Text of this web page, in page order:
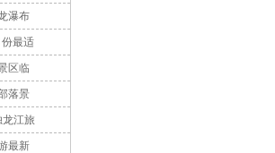
瀑布
最适
区临
落景
龙江旅
最新